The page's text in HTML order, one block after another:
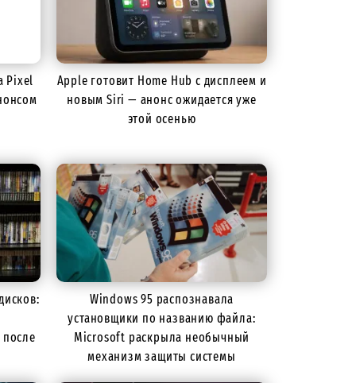
Pixel
Apple готовит Home Hub с дисплеем и
новым Siri — анонс ожидается уже
этой осенью
Windows 95 распознавала
установщики по названию файла:
Microsoft раскрыла необычный
механизм защиты системы